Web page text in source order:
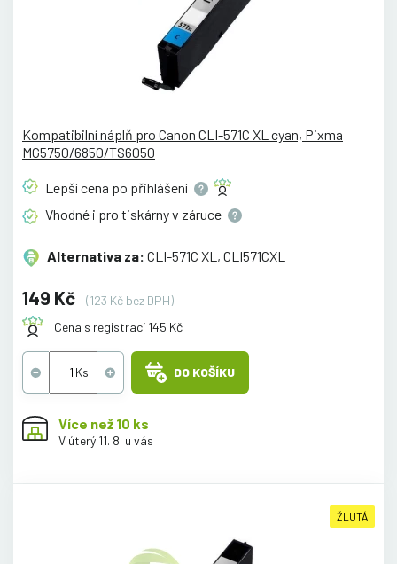
Kompatibilní náplň pro Canon CLI-571C XL cyan, Pixma
MG5750/6850/TS6050
Lepší cena po přihlášení
Vhodné i pro tiskárny v záruce
Alternativa za: CLI-571C XL, CLI571CXL
149 Kč
(123 Kč bez DPH)
Cena s registrací 145 Kč
DO KOŠÍKU
Více než 10 ks
V úterý 11. 8. u vás
ŽLUTÁ